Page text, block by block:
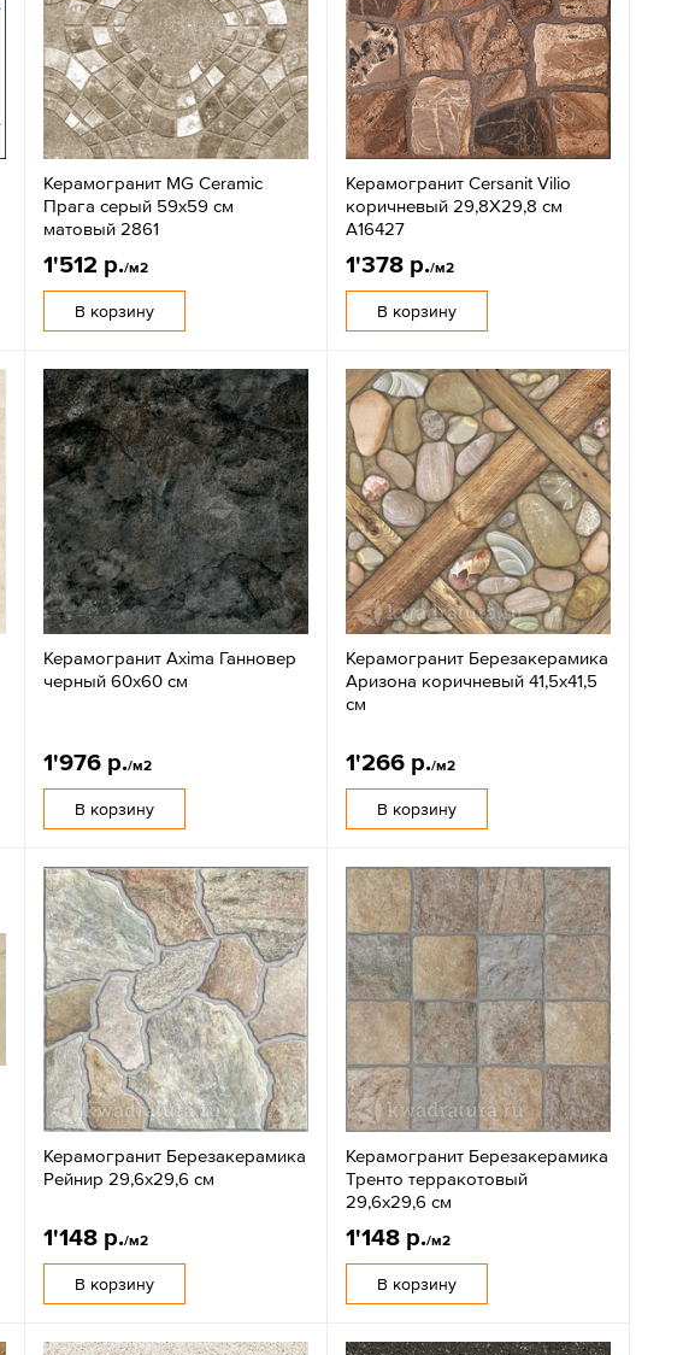
Керамогранит MG Ceramic
Прага серый 59x59 см
матовый 2861
1'512 р./м2
В корзину
Керамогранит Cersanit Vilio
коричневый 29,8X29,8 см
A16427
1'378 р./м2
В корзину
Керамогранит Axima Ганновер
черный 60x60 см
1'976 р./м2
В корзину
Керамогранит Березакерамика
Аризона коричневый 41,5х41,5
см
1'266 р./м2
В корзину
Керамогранит Березакерамика
Рейнир 29,6х29,6 см
1'148 р./м2
В корзину
Керамогранит Березакерамика
Тренто терракотовый
29,6х29,6 см
1'148 р./м2
В корзину